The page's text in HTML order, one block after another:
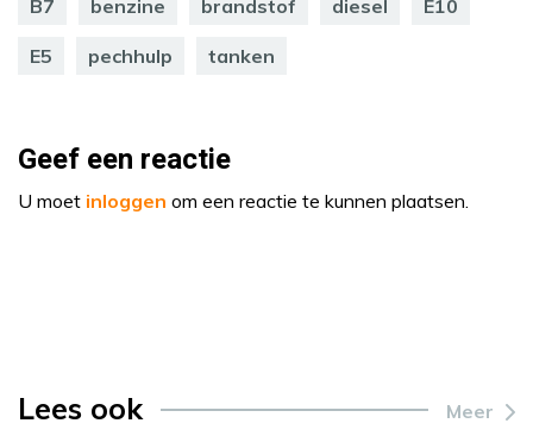
B7 benzine brandstof diesel E10
E5 pechhulp tanken
Geef een reactie
U moet inloggen om een reactie te kunnen plaatsen.
Lees ook Meer